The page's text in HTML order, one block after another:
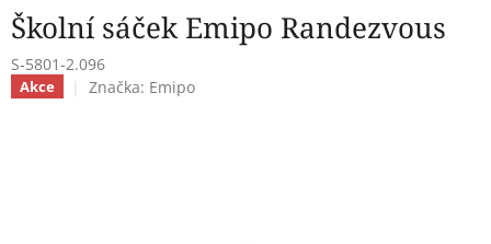
Školní sáček Emipo Randezvous
S-5801-2.096
Akce Značka: Emipo